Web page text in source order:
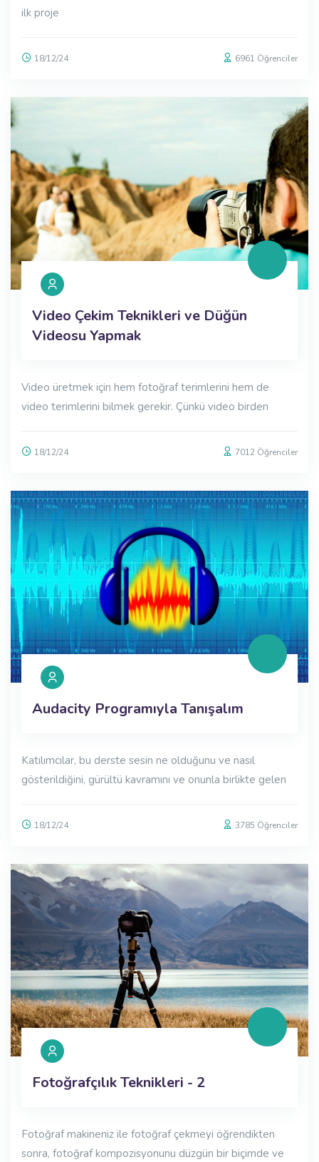
ilk proje
18/12/24 6961 Öğrenciler
Video Çekim Teknikleri ve Düğün
Videosu Yapmak
Video üretmek için hem fotoğraf terimlerini hem de
video terimlerini bilmek gerekir. Çünkü video birden
18/12/24 7012 Öğrenciler
Audacity Programıyla Tanışalım
Katılımcılar, bu derste sesin ne olduğunu ve nasıl
gösterildiğini, gürültü kavramını ve onunla birlikte gelen
18/12/24 3785 Öğrenciler
Fotoğrafçılık Teknikleri - 2
Fotoğraf makineniz ile fotoğraf çekmeyi öğrendikten
sonra, fotoğraf kompozisyonunu düzgün bir biçimde ve